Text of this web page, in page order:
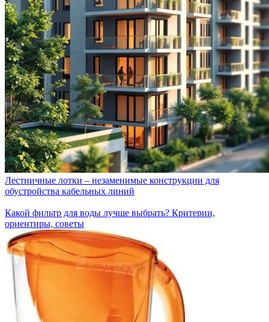
Лестничные лотки – незаменимые конструкции для
обустройства кабельных линий
Какой фильтр для воды лучше выбрать? Критерии,
ориентиры, советы